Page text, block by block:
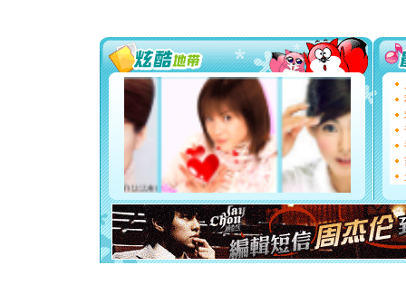
[元旦]看
断电。
你是我
[元旦]
如
起；二
离。水
[元旦]
当
泣，这
卖了。
[春节] 风
颜！冬去
道一声平
[春节]传
片叶子是
送你一棵